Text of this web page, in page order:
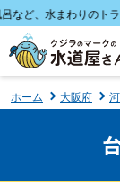
ど、水まわりのトラ
ホーム 大阪府